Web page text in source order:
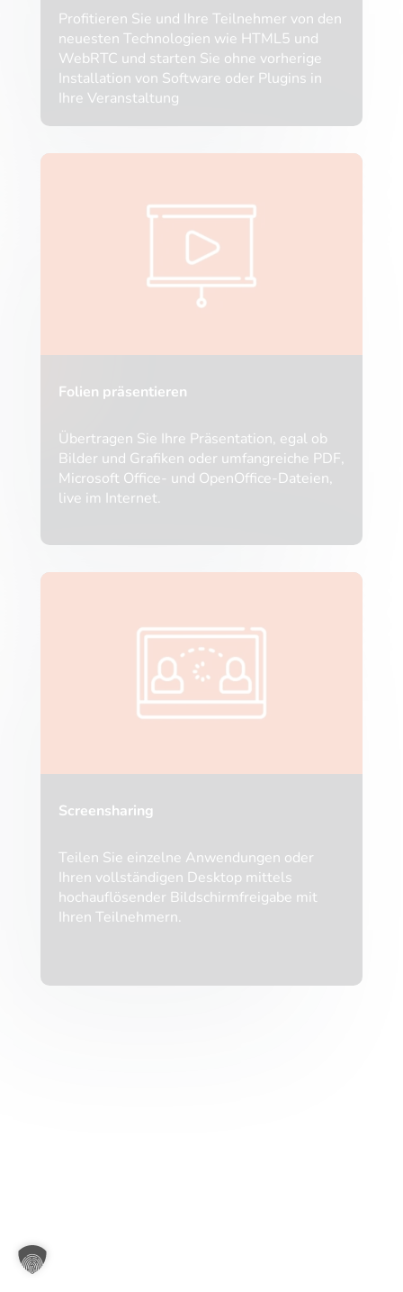
Profitieren Sie und Ihre Teilnehmer von den
neuesten Technologien wie HTML5 und
WebRTC und starten Sie ohne vorherige
Installation von Software oder Plugins in
Ihre Veranstaltung
Folien präsentieren
Übertragen Sie Ihre Präsentation, egal ob
Bilder und Grafiken oder umfangreiche PDF,
Microsoft Office- und OpenOffice-Dateien,
live im Internet.
Screensharing
Teilen Sie einzelne Anwendungen oder
Ihren vollständigen Desktop mittels
hochauflösender Bildschirmfreigabe mit
Ihren Teilnehmern.